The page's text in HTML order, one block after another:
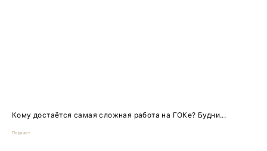
Кому достаётся самая сложная работа на ГОКе? Будни...
Подкаст